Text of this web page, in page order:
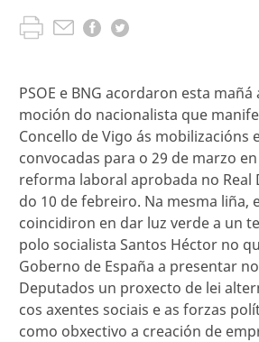
PSOE e BNG acordaron esta
moción do nacionalista que
Concello de Vigo ás mobilizacións
convocadas para o 29 de marzo
reforma laboral aprobada no Real
do 10 de febreiro. Na mesma liña,
coincidiron en dar luz verde a un
polo socialista Santos Héctor no
Goberno de España a presentar
Deputados un proxecto de lei
cos axentes sociais e as forzas
como obxectivo a creación de